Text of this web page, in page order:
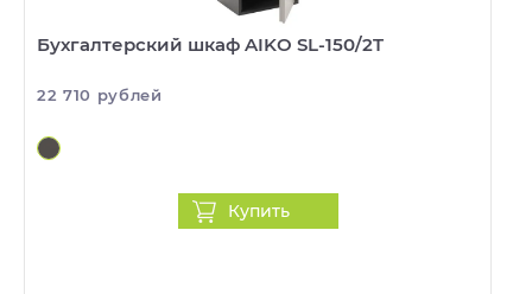
Бухгалтерский шкаф AIKO SL-150/2T
22 710 рублей
Купить